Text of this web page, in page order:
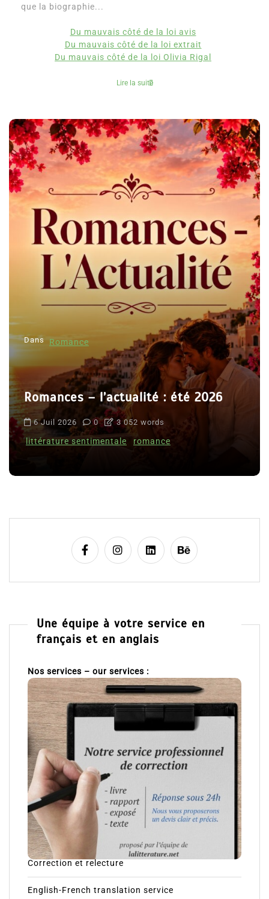
que la biographie...
Du mauvais côté de la loi avis
Du mauvais côté de la loi extrait
Du mauvais côté de la loi Olivia Rigal
Lire la suite
Dans Romance
Romances – l’actualité : été 2026
6 Juil 2026 0 3 052 words
littérature sentimentale romance
Une équipe à votre service en
français et en anglais
Nos services – our services :
Correction et relecture
English-French translation service